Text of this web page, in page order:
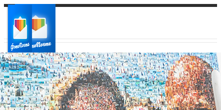
Ваш город:
Ваш регион доставки